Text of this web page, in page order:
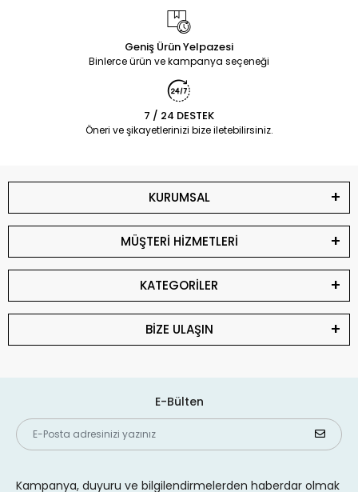
Geniş Ürün Yelpazesi
Binlerce ürün ve kampanya seçeneği
7 / 24 DESTEK
Öneri ve şikayetlerinizi bize iletebilirsiniz.
KURUMSAL
MÜŞTERİ HİZMETLERİ
KATEGORİLER
BİZE ULAŞIN
E-Bülten
Kampanya, duyuru ve bilgilendirmelerden haberdar olmak